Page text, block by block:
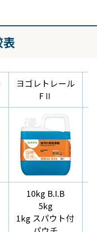
ヨゴレトレール
FⅡ
10kg B.I.B
5kg
1kg スパウト付